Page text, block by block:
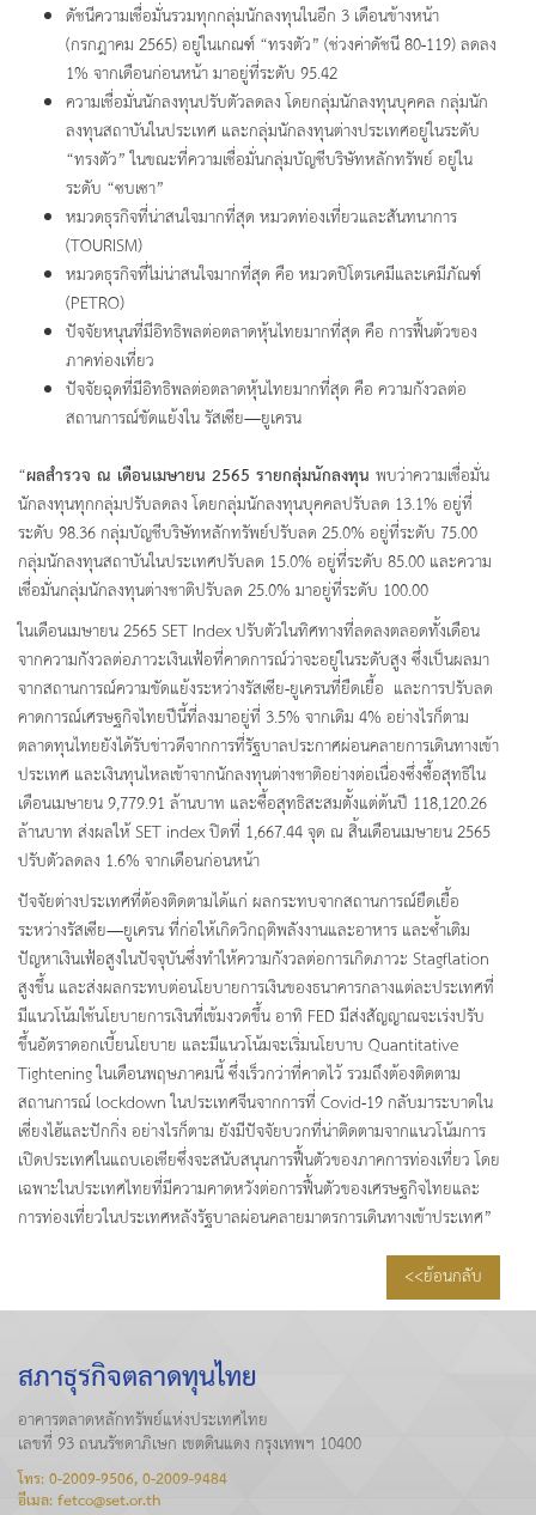
ดัชนีความเชื่อมั่นรวมทุกกลุ่มนักลงทุนในอีก 3 เดือนข้างหน้า
(กรกฎาคม 2565) อยู่ในเกณฑ์ “ทรงตัว” (ช่วงค่าดัชนี 80-119) ลดลง
1% จากเดือนก่อนหน้า มาอยู่ที่ระดับ 95.42
ความเชื่อมั่นนักลงทุนปรับตัวลดลง โดยกลุ่มนักลงทุนบุคคล กลุ่มนัก
ลงทุนสถาบันในประเทศ และกลุ่มนักลงทุนต่างประเทศอยู่ในระดับ
“ทรงตัว” ในขณะที่ความเชื่อมั่นกลุ่มบัญชีบริษัทหลักทรัพย์ อยู่ใน
ระดับ “ซบเซา”
หมวดธุรกิจที่น่าสนใจมากที่สุด หมวดท่องเที่ยวและสันทนาการ
(TOURISM)
หมวดธุรกิจที่ไม่น่าสนใจมากที่สุด คือ หมวดปิโตรเคมีและเคมีภัณฑ์
(PETRO)
ปัจจัยหนุนที่มีอิทธิพลต่อตลาดหุ้นไทยมากที่สุด คือ การฟื้นต้วของ
ภาคท่องเที่ยว
ปัจจัยฉุดที่มีอิทธิพลต่อตลาดหุ้นไทยมากที่สุด คือ ความกังวลต่อ
สถานการณ์ขัดแย้งใน รัสเซีย—ยูเครน
“ผลสำรวจ ณ เดือนเมษายน 2565 รายกลุ่มนักลงทุน พบว่าความเชื่อมั่น
นักลงทุนทุกกลุ่มปรับลดลง โดยกลุ่มนักลงทุนบุคคลปรับลด 13.1% อยู่ที่
ระดับ 98.36 กลุ่มบัญชีบริษัทหลักทรัพย์ปรับลด 25.0% อยู่ที่ระดับ 75.00
กลุ่มนักลงทุนสถาบันในประเทศปรับลด 15.0% อยู่ที่ระดับ 85.00 และความ
เชื่อมั่นกลุ่มนักลงทุนต่างชาติปรับลด 25.0% มาอยู่ที่ระดับ 100.00
ในเดือนเมษายน 2565 SET Index ปรับตัวในทิศทางที่ลดลงตลอดทั้งเดือน
จากความกังวลต่อภาวะเงินเฟ้อที่คาดการณ์ว่าจะอยู่ในระดับสูง ซึ่งเป็นผลมา
จากสถานการณ์ความขัดแย้งระหว่างรัสเซีย-ยูเครนที่ยืดเยื้อ และการปรับลด
คาดการณ์เศรษฐกิจไทยปีนี้ที่ลงมาอยู่ที่ 3.5% จากเดิม 4% อย่างไรก็ตาม
ตลาดทุนไทยยังได้รับข่าวดีจากการที่รัฐบาลประกาศผ่อนคลายการเดินทางเข้า
ประเทศ และเงินทุนไหลเข้าจากนักลงทุนต่างชาติอย่างต่อเนื่องซึ่งซื้อสุทธิใน
เดือนเมษายน 9,779.91 ล้านบาท และซื้อสุทธิสะสมตั้งแต่ต้นปี 118,120.26
ล้านบาท ส่งผลให้ SET index ปิดที่ 1,667.44 จุด ณ สิ้นเดือนเมษายน 2565
ปรับตัวลดลง 1.6% จากเดือนก่อนหน้า
ปัจจัยต่างประเทศที่ต้องติดตามได้แก่ ผลกระทบจากสถานการณ์ยืดเยื้อ
ระหว่างรัสเซีย—ยูเครน ที่ก่อให้เกิดวิกฤติพลังงานและอาหาร และซ้ำเติม
ปัญหาเงินเฟ้อสูงในปัจจุบันซึ่งทำให้ความกังวลต่อการเกิดภาวะ Stagflation
สูงขึ้น และส่งผลกระทบต่อนโยบายการเงินของธนาคารกลางแต่ละประเทศที่
มีแนวโน้มใช้นโยบายการเงินที่เข้มงวดขึ้น อาทิ FED มีส่งสัญญาณจะเร่งปรับ
ขึ้นอัตราดอกเบี้ยนโยบาย และมีแนวโน้มจะเริ่มนโยบาบ Quantitative
Tightening ในเดือนพฤษภาคมนี้ ซึ่งเร็วกว่าที่คาดไว้ รวมถึงต้องติดตาม
สถานการณ์ lockdown ในประเทศจีนจากการที่ Covid-19 กลับมาระบาดใน
เซี่ยงไฮ้และปักกิ่ง อย่างไรก็ตาม ยังมีปัจจัยบวกที่น่าติดตามจากแนวโน้มการ
เปิดประเทศในแถบเอเชียซึ่งจะสนับสนุนการฟื้นตัวของภาคการท่องเที่ยว โดย
เฉพาะในประเทศไทยที่มีความคาดหวังต่อการฟื้นตัวของเศรษฐกิจไทยและ
การท่องเที่ยวในประเทศหลังรัฐบาลผ่อนคลายมาตรการเดินทางเข้าประเทศ”
<<ย้อนกลับ
สภาธุรกิจตลาดทุนไทย
อาคารตลาดหลักทรัพย์แห่งประเทศไทย
เลขที่ 93 ถนนรัชดาภิเษก เขตดินแดง กรุงเทพฯ 10400
โทร: 0-2009-9506, 0-2009-9484
อีเมล: fetco@set.or.th